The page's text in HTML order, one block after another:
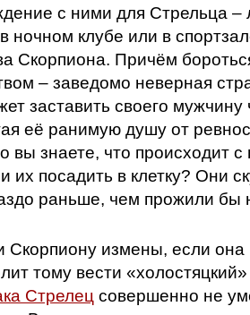
с ними для Стрельца –
ночном клубе или в
Скорпиона. Причём
– заведомо неверная
заставить своего мужчину
её ранимую душу от
вы знаете, что происходит с
их посадить в клетку? Они
раньше, чем прожили бы
Скорпиону измены, если она
тому вести
Стрелец совершенно не